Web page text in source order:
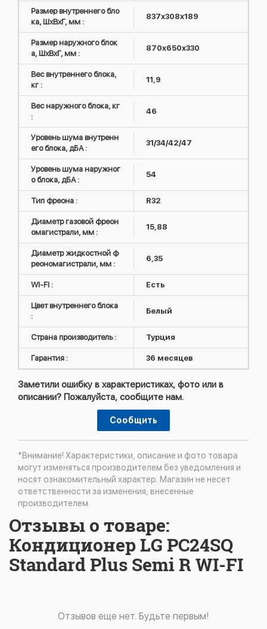
Размер внутреннего бло
ка, ШxВxГ, мм :
837х308х189
Размер наружного блок
а, ШxВxГ, мм :
870х650х330
Вес внутреннего блока,
кг :
11,9
Вес наружного блока, кг
:
46
Уровень шума внутренн
его блока, дБА :
31/34/42/47
Уровень шума наружног
о блока, дБА :
54
Тип фреона : R32
Диаметр газовой фреон
омагистрали, мм :
15,88
Диаметр жидкостной ф
реономагистрали, мм :
6,35
WI-FI : Есть
Цвет внутреннего блока
:
Белый
Страна производитель : Турция
Гарантия : 36 месяцев
Заметили ошибку в характеристиках, фото или в
описании? Пожалуйста, сообщите нам.
Сообщить
*Внимание! Характеристики, описание и фото товара
могут изменяться производителем без уведомления и
носят ознакомительный характер. Магазин не несет
ответственности за изменения, внесенные
производителем.
Отзывы о товаре:
Кондиционер LG PC24SQ
Standard Plus Semi R WI-FI
Отзывов еще нет. Будьте первым!